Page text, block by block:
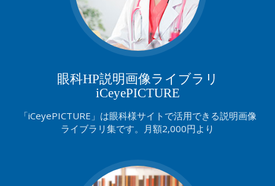
眼科HP説明画像ライブラリ
iCeyePICTURE
「iCeyePICTURE」は眼科様サイトで活用できる説明画像
ライブラリ集です。月額2,000円より